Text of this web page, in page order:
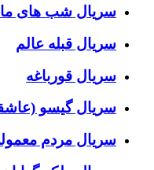
سریال شب های
سریال قبله عالم
سریال قورباغه
سریال گیسو
سریال مردم